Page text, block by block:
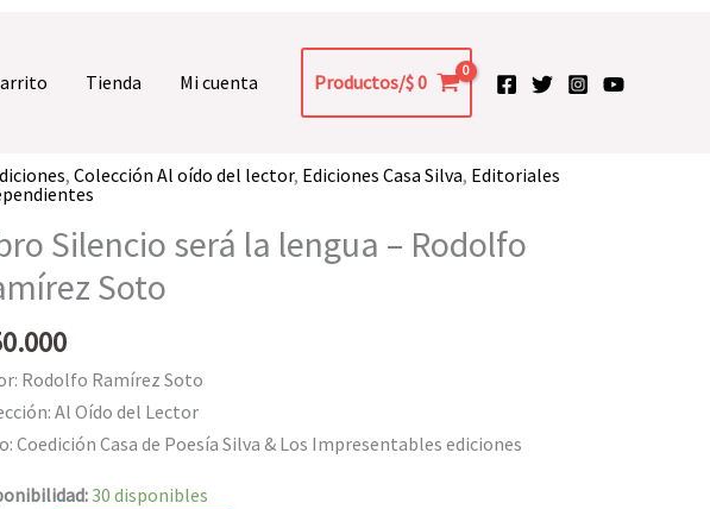
Tienda Mi cuenta Productos/$0
, Colección Al oído del lector, Ediciones Casa Silva, Editoriales
Silencio será la lengua – Rodolfo
Soto
Rodolfo Ramírez Soto
Al Oído del Lector
Coedición Casa de Poesía Silva & Los Impresentables ediciones
30 disponibles